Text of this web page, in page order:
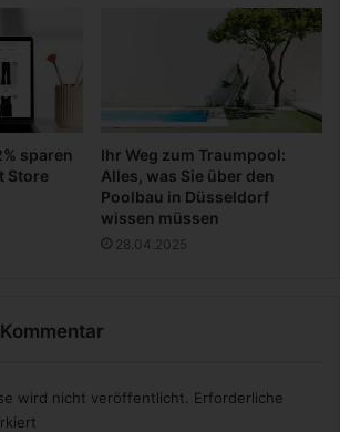
sparen
Store
Ihr Weg zum Traumpool:
Alles, was Sie über den
Poolbau in Düsseldorf
wissen müssen
28.04.2025
wird nicht veröffentlicht.
Erforderliche